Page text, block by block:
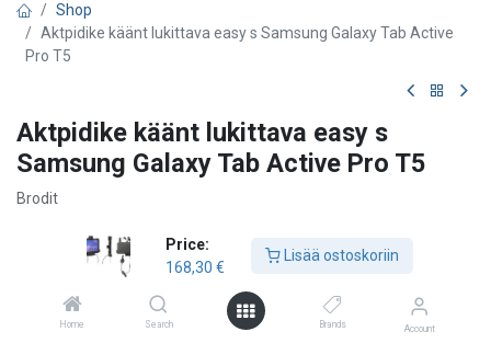
Price:
168,30 €
Lisää ostoskoriin
Home Search Brands Account
Shop
Aktpidike käänt lukittava easy s Samsung Galaxy Tab Active
Pro T5
Aktpidike käänt lukittava easy s
Samsung Galaxy Tab Active Pro T5
Brodit
€
Lisää ostoskoriin